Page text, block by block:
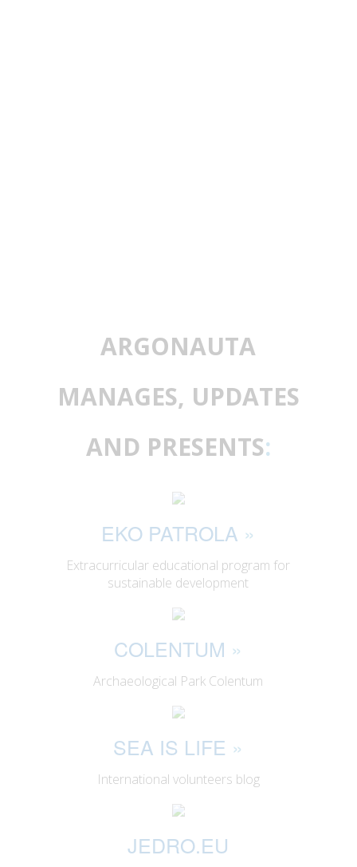
ARGONAUTA
MANAGES, UPDATES
AND PRESENTS:
EKO PATROLA »
Extracurricular educational program for
sustainable development
COLENTUM »
Archaeological Park Colentum
SEA IS LIFE »
International volunteers blog
JEDRO.EU